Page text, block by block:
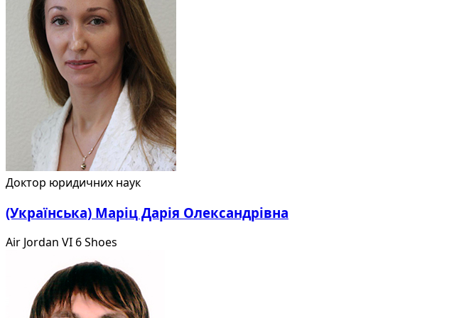
Доктор юридичних наук
(Українська) Маріц Дарія Олександрівна
Air Jordan VI 6 Shoes